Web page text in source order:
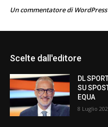
Un commentatore di WordPress
Scelte dall'editore
DL
SU
EQUA
8 Luglio